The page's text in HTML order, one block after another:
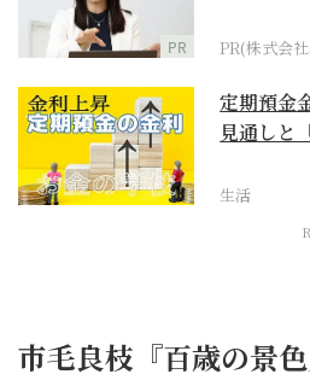
PR PR(株式会
定期預金
見通しと
生活
市毛良枝『百歳の景